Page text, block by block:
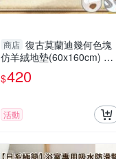
商店 復古莫蘭迪幾何色塊
仿羊絨地墊(60x160cm) 吸
水地墊 地毯 羊羔絨 防滑地
毯 長條地墊 床邊地毯
$420
活動